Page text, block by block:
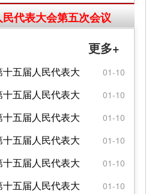
工作报告的决议
代表大会第五次会议
更多+
五届人民代表大
01-10
五届人民代表大
人民检察院 工作
01-10
五届人民代表大
中级人民法院 工
01-10
五届人民代表大
人民代表大会 常
议
01-10
五届人民代表大
2024年地方财政
01-10
五届人民代表大
01-10